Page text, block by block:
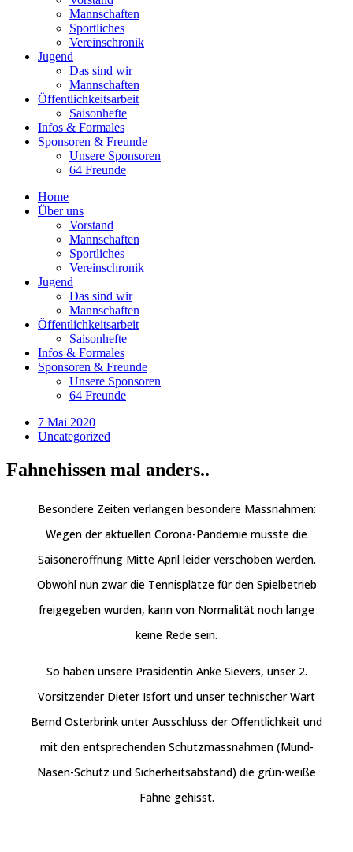
Mannschaften
Sportliches
Vereinschronik
Jugend
Das sind wir
Mannschaften
Öffentlichkeitsarbeit
Saisonhefte
Infos & Formales
Sponsoren & Freunde
Unsere Sponsoren
64 Freunde
Home
Über uns
Vorstand
Mannschaften
Sportliches
Vereinschronik
Jugend
Das sind wir
Mannschaften
Öffentlichkeitsarbeit
Saisonhefte
Infos & Formales
Sponsoren & Freunde
Unsere Sponsoren
64 Freunde
7 Mai 2020
Uncategorized
Fahnehissen mal anders..
Besondere Zeiten verlangen besondere Massnahmen:
Wegen der aktuellen Corona-Pandemie musste die
Saisoneröffnung Mitte April leider verschoben werden.
Obwohl nun zwar die Tennisplätze für den Spielbetrieb
freigegeben wurden, kann von Normalität noch lange
keine Rede sein.
So haben unsere Präsidentin Anke Sievers, unser 2.
Vorsitzender Dieter Isfort und unser technischer Wart
Bernd Osterbrink unter Ausschluss der Öffentlichkeit und
mit den entsprechenden Schutzmassnahmen (Mund-
Nasen-Schutz und Sicherheitsabstand) die grün-weiße
Fahne gehisst.